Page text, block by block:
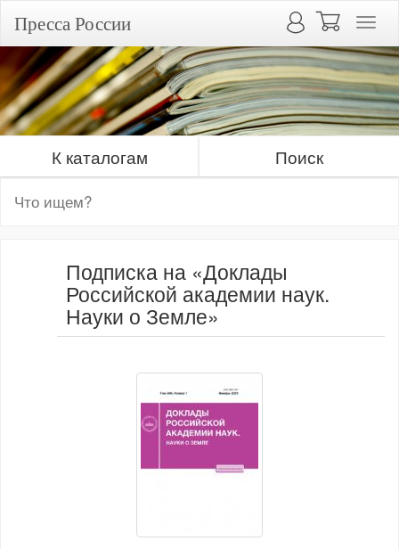
Пресса России
К каталогам Поиск
Подписка на «Доклады
Российской академии наук.
Науки о Земле»